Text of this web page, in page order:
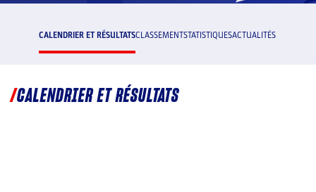
CALENDRIER ET RÉSULTATSCLASSEMENTSTATISTIQUESACTUALITÉS
CALENDRIER ET RÉSULTATS